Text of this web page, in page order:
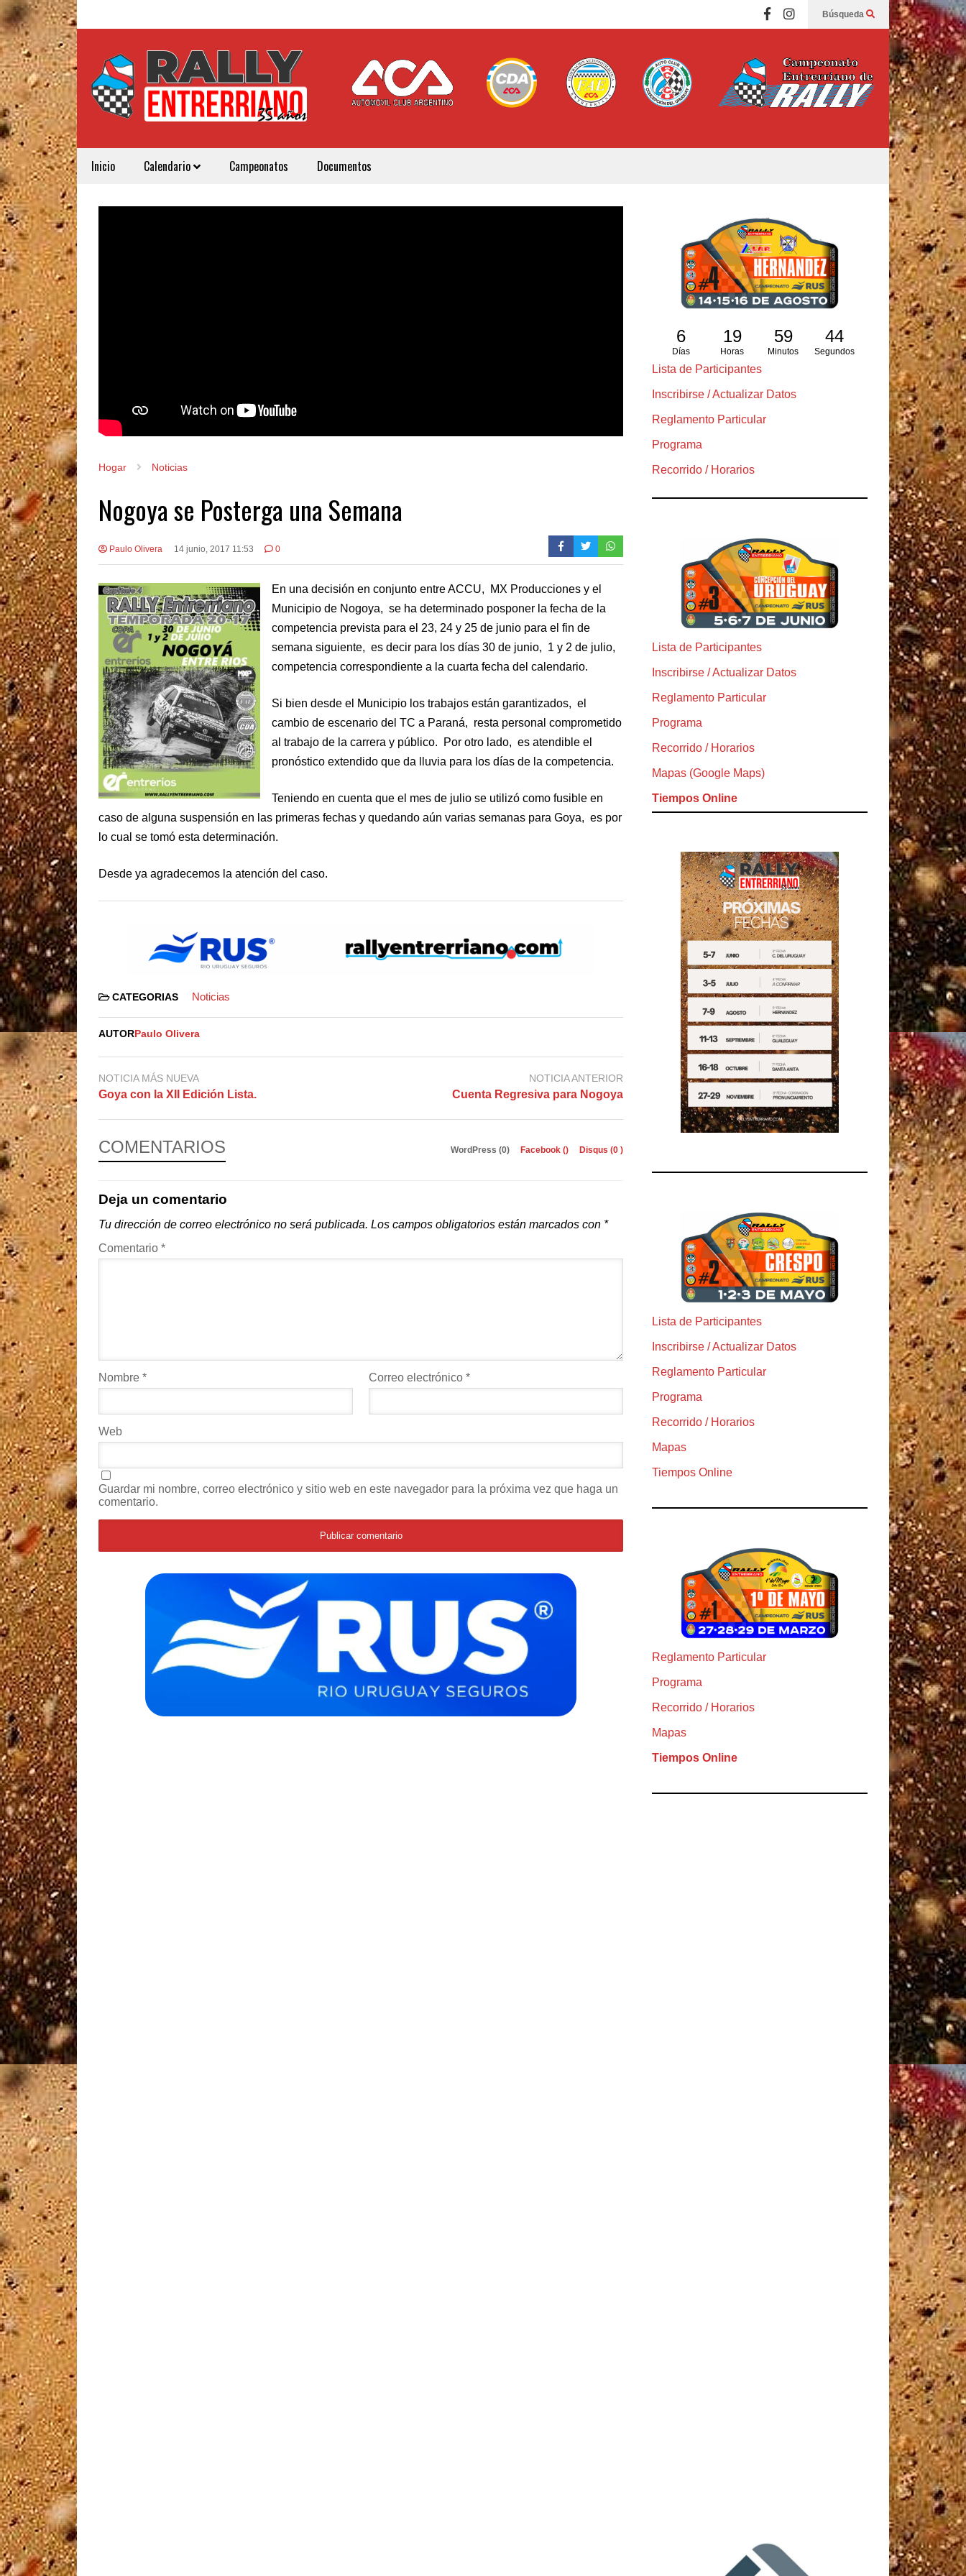
Búsqueda
Inicio Calendario Campeonatos Documentos
Hogar Noticias
Nogoya se Posterga una Semana
Paulo Olivera 14 junio, 2017 11:53 0
En una decisión en conjunto entre ACCU, MX Producciones y el
Municipio de Nogoya, se ha determinado posponer la fecha de la
competencia prevista para el 23, 24 y 25 de junio para el fin de
semana siguiente, es decir para los días 30 de junio, 1 y 2 de julio,
competencia correspondiente a la cuarta fecha del calendario.
Si bien desde el Municipio los trabajos están garantizados, el
cambio de escenario del TC a Paraná, resta personal comprometido
al trabajo de la carrera y público. Por otro lado, es atendible el
pronóstico extendido que da lluvia para los días de la competencia.
Teniendo en cuenta que el mes de julio se utilizó como fusible en
caso de alguna suspensión en las primeras fechas y quedando aún varias semanas para Goya, es por
lo cual se tomó esta determinación.
Desde ya agradecemos la atención del caso.
CATEGORIAS Noticias
AUTOR Paulo Olivera
NOTICIA MÁS NUEVA
Goya con la XII Edición Lista.
NOTICIA ANTERIOR
Cuenta Regresiva para Nogoya
COMENTARIOS WordPress (0) Facebook () Disqus (0 )
Deja un comentario
Tu dirección de correo electrónico no será publicada. Los campos obligatorios están marcados con *
Comentario *
Nombre * Correo electrónico *
Web
Guardar mi nombre, correo electrónico y sitio web en este navegador para la próxima vez que haga un
comentario.
6
Días
19
Horas
59
Minutos
43
Segundos
Lista de Participantes
Inscribirse / Actualizar Datos
Reglamento Particular
Programa
Recorrido / Horarios
Lista de Participantes
Inscribirse / Actualizar Datos
Reglamento Particular
Programa
Recorrido / Horarios
Mapas (Google Maps)
Tiempos Online
Lista de Participantes
Inscribirse / Actualizar Datos
Reglamento Particular
Programa
Recorrido / Horarios
Mapas
Tiempos Online
Reglamento Particular
Programa
Recorrido / Horarios
Mapas
Tiempos Online